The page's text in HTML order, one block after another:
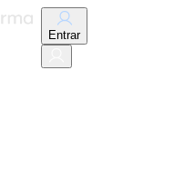
Entrar